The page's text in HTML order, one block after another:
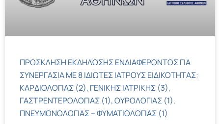
ΠΡΟΣΚΛΗΣΗ ΕΚΔΗΛΩΣΗΣ ΕΝΔΙΑΦΕΡΟΝΤΟΣ ΓΙΑ
ΣΥΝΕΡΓΑΣΙΑ ΜΕ 8 ΙΔΙΩΤΕΣ ΙΑΤΡΟΥΣ ΕΙΔΙΚΟΤΗΤΑΣ:
ΚΑΡΔΙΟΛΟΓΙΑΣ (2), ΓΕΝΙΚΗΣ ΙΑΤΡΙΚΗΣ (3),
ΓΑΣΤΡΕΝΤΕΡΟΛΟΓΙΑΣ (1), ΟΥΡΟΛΟΓΙΑΣ (1),
ΠΝΕΥΜΟΝΟΛΟΓΙΑΣ – ΦΥΜΑΤΙΟΛΟΓΙΑΣ (1)